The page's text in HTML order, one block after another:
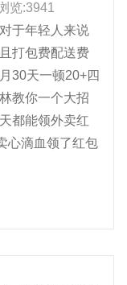
览:3941
于年轻人来说
打包费配送费
30天一顿20+四
教你一个大招
都能领外卖红
心滴血领了红包